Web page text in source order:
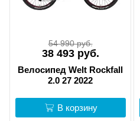
54 990 руб.
38 493 руб.
Велосипед Welt Rockfall
2.0 27 2022
В корзину